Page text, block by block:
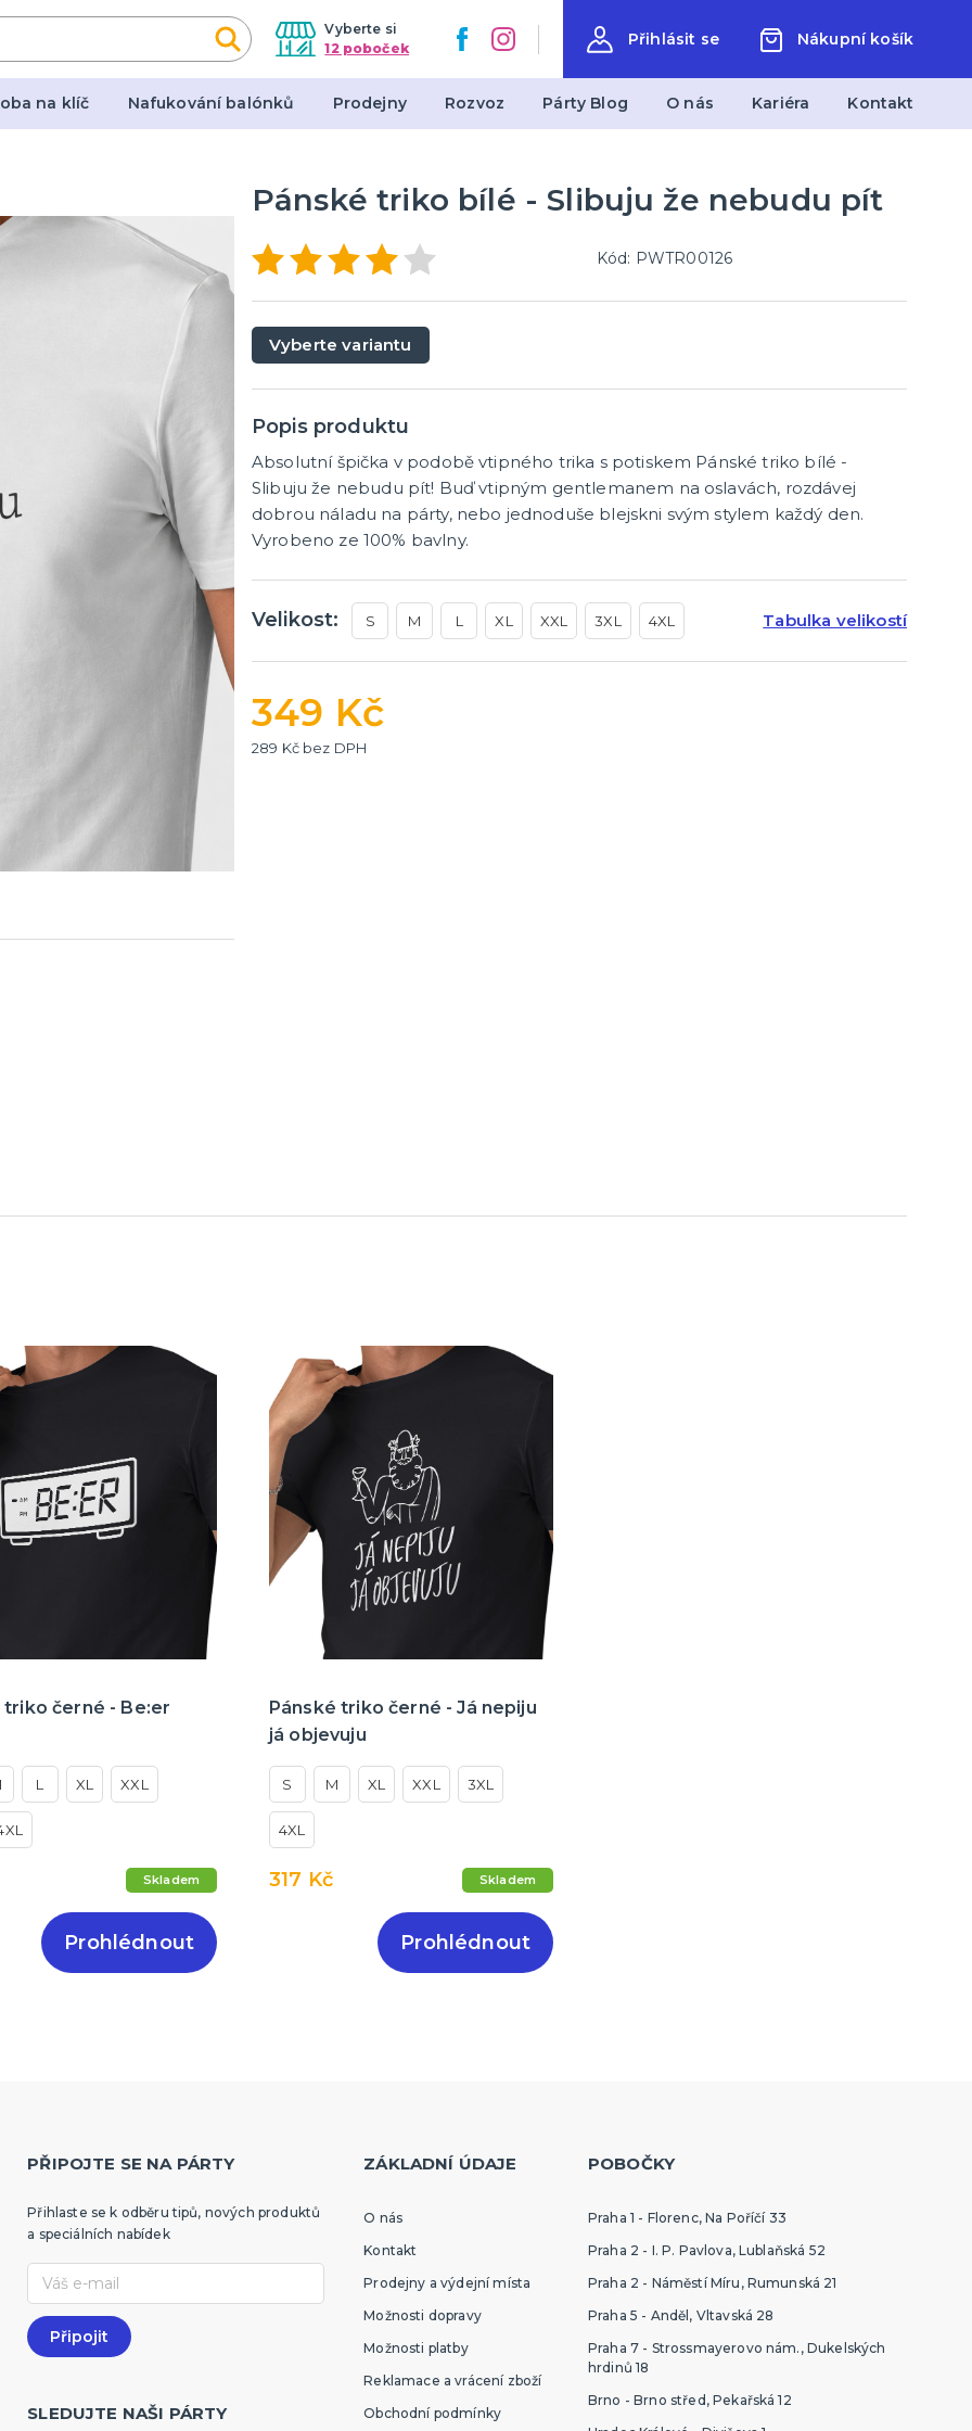
Vyberte si
12 poboček
Přihlásit se Nákupní košík
na klíč Nafukování balónků Prodejny Rozvoz Párty Blog O nás Kariéra Kontakt
Dárky a žertovné předměty
Žertovné předměty
Svatba
Svatební dekorace
Pánské triko bílé - Slibuju že nebudu pít
Kód: PWTR00126
Vyberte variantu
Popis produktu
Absolutní špička v podobě vtipného trika s potiskem Pánské triko bílé -
Slibuju že nebudu pít! Buď vtipným gentlemanem na oslavách, rozdávej
dobrou náladu na párty, nebo jednoduše blejskni svým stylem každý den.
Vyrobeno ze 100% bavlny.
Velikost: S M L XL XXL 3XL 4XL Tabulka velikostí
349 Kč
289 Kč bez DPH
triko černé - Be:er
L XL XXL
Skladem
Prohlédnout
Pánské triko černé - Já nepiju
já objevuju
S M XL XXL 3XL
4XL
317 Kč Skladem
Prohlédnout
PŘIPOJTE SE NA PÁRTY
Přihlaste se k odběru tipů, nových produktů
a speciálních nabídek
SLEDUJTE NAŠI PÁRTY
ZÁKLADNÍ ÚDAJE
O nás
Kontakt
Prodejny a výdejní místa
Možnosti dopravy
Možnosti platby
Reklamace a vrácení zboží
Obchodní podmínky
POBOČKY
Praha 1 - Florenc, Na Poříčí 33
Praha 2 - I. P. Pavlova, Lublaňská 52
Praha 2 - Náměstí Míru, Rumunská 21
Praha 5 - Anděl, Vltavská 28
Praha 7 - Strossmayerovo nám., Dukelských
hrdinů 18
Brno - Brno střed, Pekařská 12